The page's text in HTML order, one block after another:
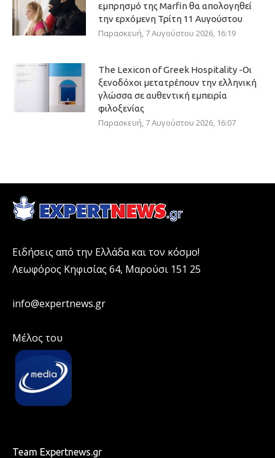
εμπρησμό της Marfin θα απολογηθεί
την ερχόμενη Τρίτη 11 Αυγούστου
Παρασκευή, 7 Αυγούστου 2026, 16:19
The Lexicon of Greek Hospitality -Οι
ξενοδόχοι μετατρέπουν την ελληνική
γλώσσα σε αυθεντική εμπειρία
φιλοξενίας
Παρασκευή, 7 Αυγούστου 2026, 16:07
Ειδήσεις από την Ελλάδα και τον κόσμο!
Λεωφόρος Κηφισίας 64, Μαρούσι 151 25
info@expertnews.gr
Μέλος του
Team Expertnews.gr